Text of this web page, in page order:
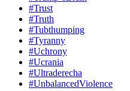
#Trust
#Truth
#Tubthumping
#Tyranny
#Uchrony
#Ucrania
#Ultraderecha
#UnbalancedViolence